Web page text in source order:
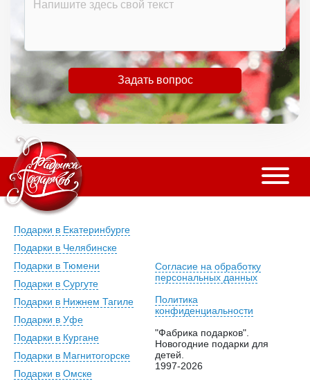
Задать вопрос
Подарки в Екатеринбурге
Подарки в Челябинске
Подарки в Тюмени
Подарки в Сургуте
Подарки в Нижнем Тагиле
Подарки в Уфе
Подарки в Кургане
Подарки в Магнитогорске
Подарки в Омске
Согласие на обработку
персональных данных
Политика
конфиденциальности
"Фабрика подарков".
Новогодние подарки для
детей.
1997-2026